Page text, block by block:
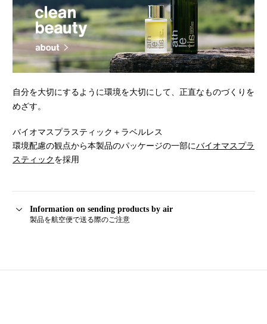
自分を大切にするように環境を大切にして、正直なものづくりを
めざす。
バイオマスプラスティック＋ラベルレス
環境配慮の観点から本製品のパッケージの一部にバイオマスプラ
スティックを採用
Information on sending products by air
製品を航空便で送る際のご注意